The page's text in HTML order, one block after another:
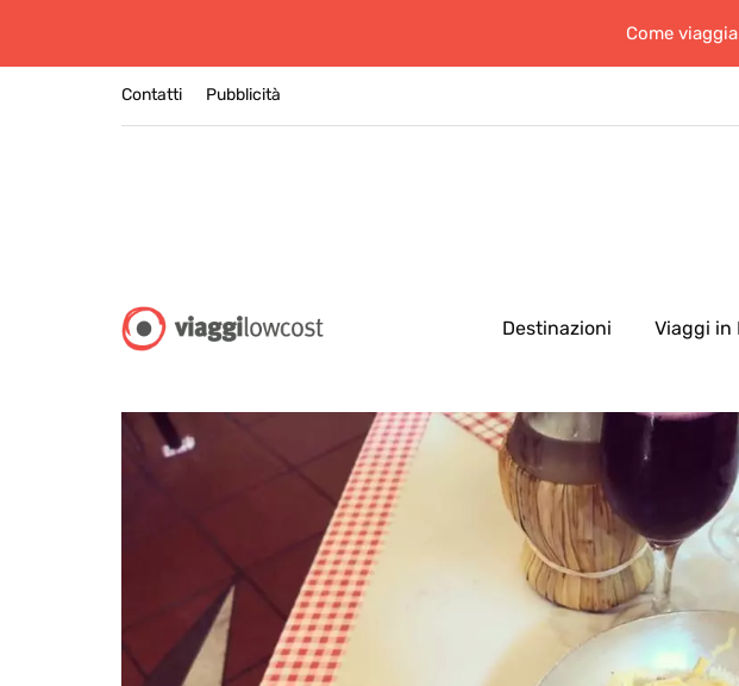
Come
Contatti Pubblicità
Destinazioni Viaggi in